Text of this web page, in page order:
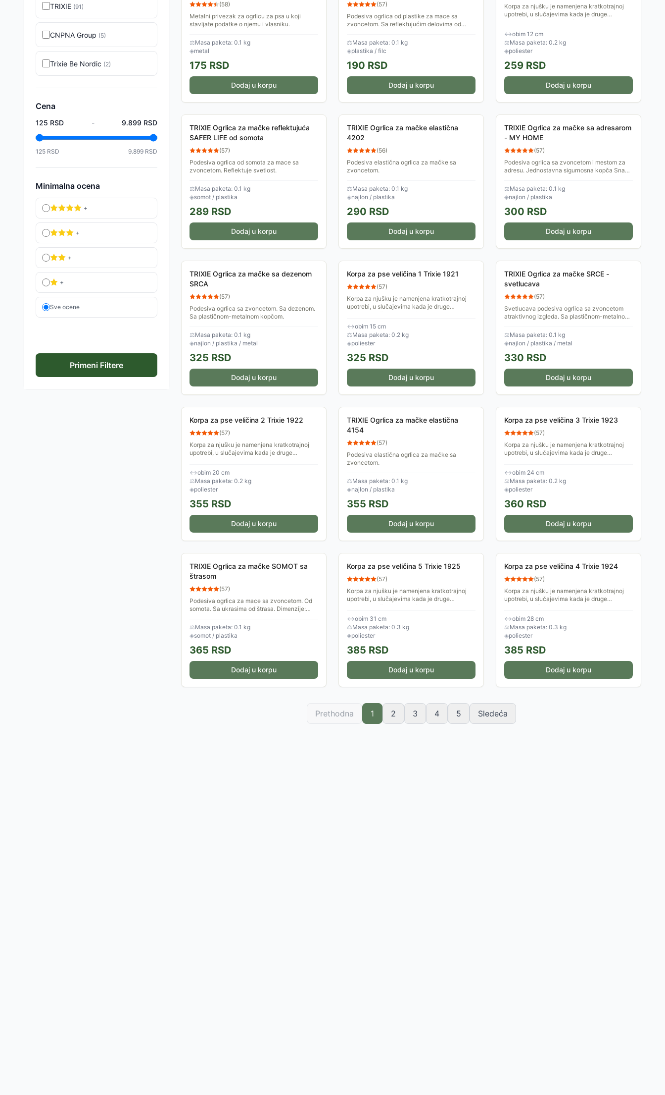
TRIXIE (91)
CNPNA Group (5)
Trixie Be Nordic (2)
Cena
125 RSD - 9.899 RSD
125 RSD 9.899 RSD
Minimalna ocena
+
+
+
+
Sve ocene
Primeni Filtere
(58)
Metalni privezak za ogrlicu za psa u koji
stavljate podatke o njemu i vlasniku.
⚖Masa paketa: 0.1 kg
◈metal
175 RSD
Dodaj u korpu
(57)
Podesiva ogrlica od plastike za mace sa
zvoncetom. Sa reflektujućim delovima od
⚖Masa paketa: 0.1 kg
◈plastika / filc
190 RSD
Dodaj u korpu
Korpa za njušku je namenjena kratkotrajnoj
upotrebi, u slučajevima kada je druge
veterinara i sl). Napravljena...
↔obim 12 cm
⚖Masa paketa: 0.2 kg
◈poliester
259 RSD
Dodaj u korpu
TRIXIE Ogrlica za mačke reflektujuća
SAFER LIFE od somota
(57)
Podesiva ogrlica od somota za mace sa
zvoncetom. Reflektuje svetlost.
⚖Masa paketa: 0.1 kg
◈somot / plastika
289 RSD
Dodaj u korpu
TRIXIE Ogrlica za mačke elastična
4202
(56)
Podesiva elastična ogrlica za mačke sa
zvoncetom.
⚖Masa paketa: 0.1 kg
◈najlon / plastika
290 RSD
Dodaj u korpu
TRIXIE Ogrlica za mačke sa adresarom
- MY HOME
(57)
Podesiva ogrlica sa zvoncetom i mestom za
adresu. Jednostavna sigurnosna kopča Snap
⚖Masa paketa: 0.1 kg
◈najlon / plastika
300 RSD
Dodaj u korpu
TRIXIE Ogrlica za mačke sa dezenom
SRCA
(57)
Podesiva ogrlica sa zvoncetom. Sa dezenom.
Sa plastičnom-metalnom kopčom.
⚖Masa paketa: 0.1 kg
◈najlon / plastika / metal
325 RSD
Dodaj u korpu
Korpa za pse veličina 1 Trixie 1921
(57)
Korpa za njušku je namenjena kratkotrajnoj
upotrebi, u slučajevima kada je druge
veterinara i sl). Napravljena...
↔obim 15 cm
⚖Masa paketa: 0.2 kg
◈poliester
325 RSD
Dodaj u korpu
TRIXIE Ogrlica za mačke SRCE -
svetlucava
(57)
Svetlucava podesiva ogrlica sa zvoncetom
atraktivnog izgleda. Sa plastičnom-metalnom
⚖Masa paketa: 0.1 kg
◈najlon / plastika / metal
330 RSD
Dodaj u korpu
Korpa za pse veličina 2 Trixie 1922
(57)
Korpa za njušku je namenjena kratkotrajnoj
upotrebi, u slučajevima kada je druge
veterinara i sl). Napravljena...
↔obim 20 cm
⚖Masa paketa: 0.2 kg
◈poliester
355 RSD
Dodaj u korpu
TRIXIE Ogrlica za mačke elastična
4154
(57)
Podesiva elastična ogrlica za mačke sa
zvoncetom.
⚖Masa paketa: 0.1 kg
◈najlon / plastika
355 RSD
Dodaj u korpu
Korpa za pse veličina 3 Trixie 1923
(57)
Korpa za njušku je namenjena kratkotrajnoj
upotrebi, u slučajevima kada je druge
veterinara i sl). Napravljena...
↔obim 24 cm
⚖Masa paketa: 0.2 kg
◈poliester
360 RSD
Dodaj u korpu
TRIXIE Ogrlica za mačke SOMOT sa
štrasom
(57)
Podesiva ogrlica za mace sa zvoncetom. Od
somota. Sa ukrasima od štrasa. Dimenzije:
⚖Masa paketa: 0.1 kg
◈somot / plastika
365 RSD
Dodaj u korpu
Korpa za pse veličina 5 Trixie 1925
(57)
Korpa za njušku je namenjena kratkotrajnoj
upotrebi, u slučajevima kada je druge
veterinara i sl). Napravljena...
↔obim 31 cm
⚖Masa paketa: 0.3 kg
◈poliester
385 RSD
Dodaj u korpu
Korpa za pse veličina 4 Trixie 1924
(57)
Korpa za njušku je namenjena kratkotrajnoj
upotrebi, u slučajevima kada je druge
veterinara i sl). Napravljena...
↔obim 28 cm
⚖Masa paketa: 0.3 kg
◈poliester
385 RSD
Dodaj u korpu
Prethodna 1 2 3 4 5 Sledeća